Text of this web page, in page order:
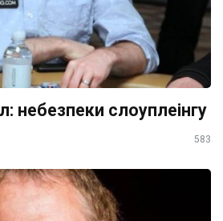
небезпеки слоуплеінгу
583